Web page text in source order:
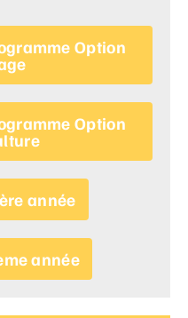
Option
Option
année
année